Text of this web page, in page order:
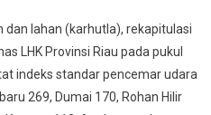
lahan (karhutla), rekapitulasi
LHK Provinsi Riau pada pukul
indeks standar pencemar udara
269, Dumai 170, Rohan Hilir